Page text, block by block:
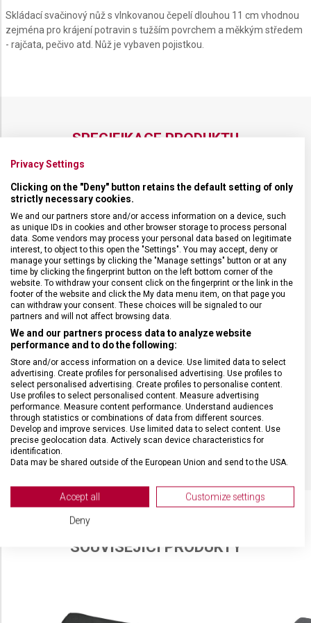
Skládací svačinový nůž s vlnkovanou čepelí dlouhou 11 cm vhodnou
zejména pro krájení potravin s tužším povrchem a měkkým středem
- rajčata, pečivo atd. Nůž je vybaven pojistkou.
SPECIFIKACE PRODUKTU
DRUH ZBOŽÍ Kuchyňské vybavení
ZÁRUKA 24 měsíců
HMOTNOST 42 g
TYP OSTŘÍ Vlnkované
MATERIÁL RUKOJETI Polypropylen (PP)
BARVA Černá
SOUVISEJÍCÍ PRODUKTY
Privacy Settings
Clicking on the "Deny" button retains the default setting of only
strictly necessary cookies.
We and our partners store and/or access information on a device, such
as unique IDs in cookies and other browser storage to process personal
data. Some vendors may process your personal data based on legitimate
interest, to object to this open the "Settings". You may accept, deny or
manage your settings by clicking the "Manage settings" button or at any
time by clicking the fingerprint button on the left bottom corner of the
website. To withdraw your consent click on the fingerprint or the link in the
footer of the website and click the My data menu item, on that page you
can withdraw your consent. These choices will be signaled to our
partners and will not affect browsing data.
We and our partners process data to analyze website
performance and to do the following:
Store and/or access information on a device. Use limited data to select
advertising. Create profiles for personalised advertising. Use profiles to
select personalised advertising. Create profiles to personalise content.
Use profiles to select personalised content. Measure advertising
performance. Measure content performance. Understand audiences
through statistics or combinations of data from different sources.
Develop and improve services. Use limited data to select content. Use
precise geolocation data. Actively scan device characteristics for
identification.
Data may be shared outside of the European Union and send to the USA.
View Partner List (2 IAB Vendors)
We use your data for the following purposes:
Store and/or access information on a device
Accept all Customize settings
Deny